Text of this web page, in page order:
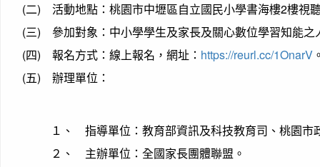
(二) 活動地點：桃園市中壢區自立國民小學書海樓2樓視
(三) 參加對象：中小學學生及家長及關心數位學習知能之
(四) 報名方式：線上報名，網址： https://reurl.cc/1OnarV
(五) 辦理單位：
１、 指導單位：教育部資訊及科技教育司、桃園市
２、 主辦單位：全國家長團體聯盟。